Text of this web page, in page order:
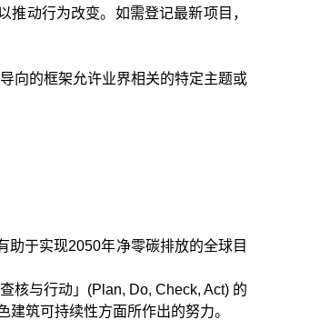
动行为改变。如需登记最新项目，
向的框架允许业界相关的特定主题或
助于实现2050年净零碳排放的全球目
核与行动」(Plan, Do, Check, Act) 的
筑可持续性方面所作出的努力。